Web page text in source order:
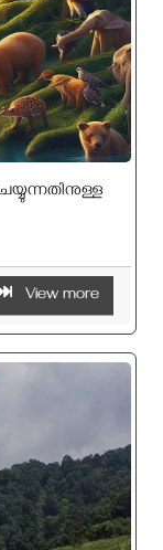
View more